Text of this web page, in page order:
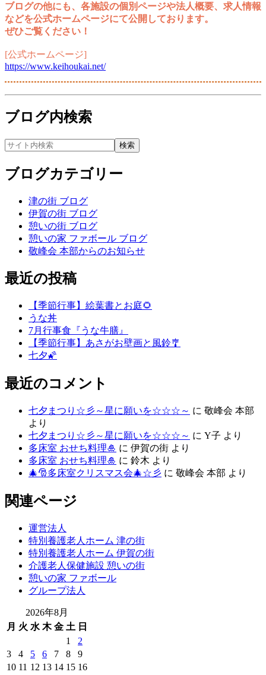
ブログの他にも、各施設の個別ページや法人概要、求人情報
などを公式ホームページにて公開しております。
ぜひご覧ください！
[公式ホームページ]
https://www.keihoukai.net/
ブログ内検索
ブログカテゴリー
津の街 ブログ
伊賀の街 ブログ
憩いの街 ブログ
憩いの家 ファボール ブログ
敬峰会 本部からのお知らせ
最近の投稿
【季節行事】絵葉書とお庭🌻
うな丼
7月行事食『うな牛膳』
【季節行事】あさがお壁画と風鈴🎐
七夕🌠
最近のコメント
七夕まつり☆彡～星に願いを☆☆☆～ に 敬峰会 本部
より
七夕まつり☆彡～星に願いを☆☆☆～ に Y子 より
多床室 おせち料理🎍 に 伊賀の街 より
多床室 おせち料理🎍 に 鈴木 より
🎄🎅多床室クリスマス会🎄☆彡 に 敬峰会 本部 より
関連ページ
運営法人
特別養護老人ホーム 津の街
特別養護老人ホーム 伊賀の街
介護老人保健施設 憩いの街
憩いの家 ファボール
グループ法人
2026年8月
月 火 水 木 金 土 日
1
2
3
4 5 6 7 8
9
10 11 12 13 14 15 16